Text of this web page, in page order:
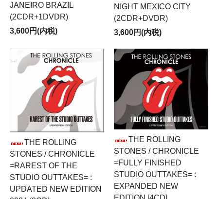
JANEIRO BRAZIL
(2CDR+1DVDR)
3,600円(内税)
NIGHT MEXICO CITY
(2CDR+DVDR)
3,600円(内税)
THE ROLLING
STONES / CHRONICLE
=RAREST OF THE
STUDIO OUTTAKES= :
UPDATED NEW EDITION
THE ROLLING
STONES / CHRONICLE
=FULLY FINISHED
STUDIO OUTTAKES= :
EXPANDED NEW